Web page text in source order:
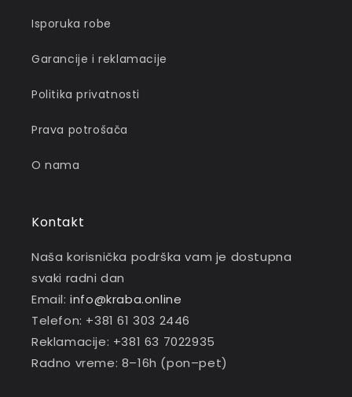
Isporuka robe
Garancije i reklamacije
Politika privatnosti
Prava potrošača
O nama
Kontakt
Naša korisnička podrška vam je dostupna
svaki radni dan
Email:info@kraba.online
Telefon: +381 61 303 2446
Reklamacije: +381 63 7022935
Radno vreme: 8–16h (pon–pet)